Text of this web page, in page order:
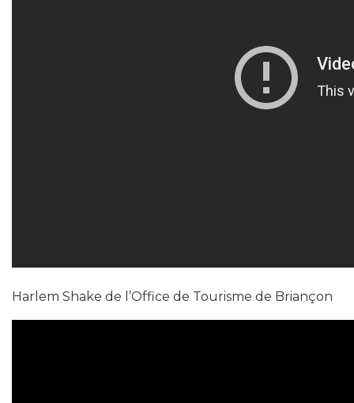
Harlem Shake de l’Office de Tourisme de Briançon